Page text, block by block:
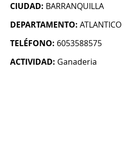
CIUDAD: BARRANQUILLA
DEPARTAMENTO: ATLANTICO
TELÉFONO: 6053588575
ACTIVIDAD: Ganaderia